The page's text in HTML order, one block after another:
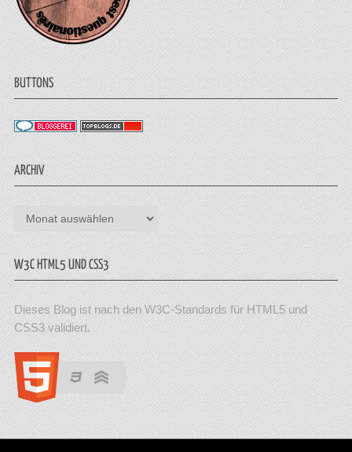
BUTTONS
ARCHIV
Archiv
W3C HTML5 UND CSS3
Dieses Blog ist nach den W3C-Standards für HTML5 und
CSS3 validiert.